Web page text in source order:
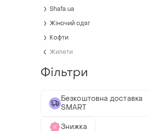
Shafa.ua
Жіночий одяг
Кофти
Жилети
Фільтри
Безкоштовна доставка
SMART
Знижка